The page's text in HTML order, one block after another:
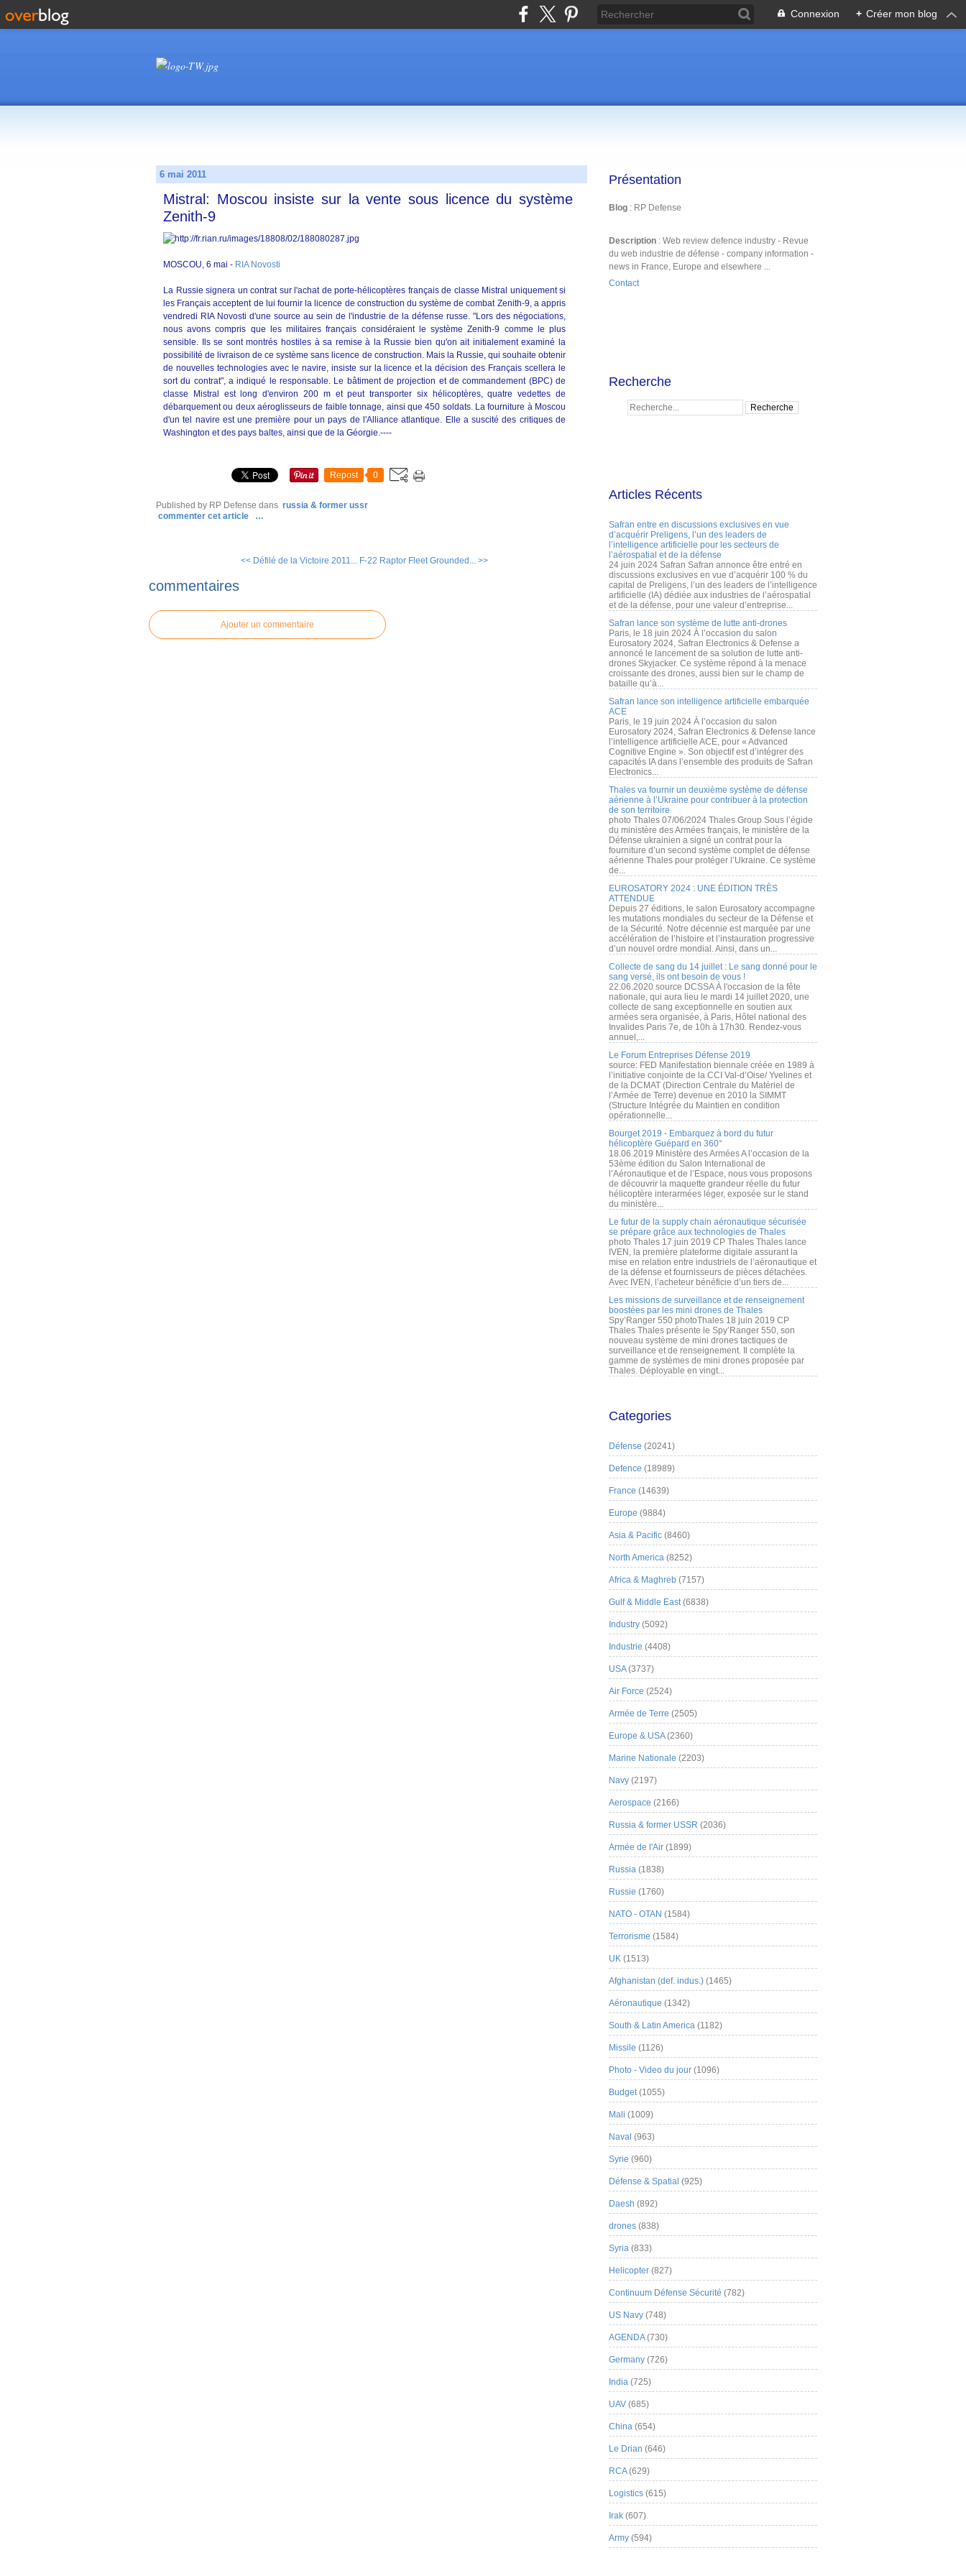
Connexion + Créer mon blog
6 mai 2011
Mistral: Moscou insiste sur la vente sous licence du système
Zenith-9
MOSCOU, 6 mai - RIA Novosti
La Russie signera un contrat sur l'achat de porte-hélicoptères français de classe Mistral uniquement si
les Français acceptent de lui fournir la licence de construction du système de combat Zenith-9, a appris
vendredi RIA Novosti d'une source au sein de l'industrie de la défense russe. "Lors des négociations,
nous avons compris que les militaires français considéraient le système Zenith-9 comme le plus
sensible. Ils se sont montrés hostiles à sa remise à la Russie bien qu'on ait initialement examiné la
possibilité de livraison de ce système sans licence de construction. Mais la Russie, qui souhaite obtenir
de nouvelles technologies avec le navire, insiste sur la licence et la décision des Français scellera le
sort du contrat", a indiqué le responsable. Le bâtiment de projection et de commandement (BPC) de
classe Mistral est long d'environ 200 m et peut transporter six hélicoptères, quatre vedettes de
débarquement ou deux aéroglisseurs de faible tonnage, ainsi que 450 soldats. La fourniture à Moscou
d'un tel navire est une première pour un pays de l'Alliance atlantique. Elle a suscité des critiques de
Washington et des pays baltes, ainsi que de la Géorgie.----
Repost 0
Published by RP Defense dans russia & former ussr
commenter cet article
…
<< Défilé de la Victoire 2011... F-22 Raptor Fleet Grounded... >>
commentaires
Ajouter un commentaire
Présentation
Blog : RP Defense
Description : Web review defence industry - Revue
du web industrie de défense - company information -
news in France, Europe and elsewhere ...
Contact
Recherche
Articles Récents
Safran entre en discussions exclusives en vue
d’acquérir Preligens, l’un des leaders de
l’intelligence artificielle pour les secteurs de
l’aérospatial et de la défense
24 juin 2024 Safran Safran annonce être entré en
discussions exclusives en vue d’acquérir 100 % du
capital de Preligens, l’un des leaders de l’intelligence
artificielle (IA) dédiée aux industries de l’aérospatial
et de la défense, pour une valeur d’entreprise...
Safran lance son système de lutte anti-drones
Paris, le 18 juin 2024 À l’occasion du salon
Eurosatory 2024, Safran Electronics & Defense a
annoncé le lancement de sa solution de lutte anti-
drones Skyjacker. Ce système répond à la menace
croissante des drones, aussi bien sur le champ de
bataille qu’à...
Safran lance son intelligence artificielle embarquée
ACE
Paris, le 19 juin 2024 À l’occasion du salon
Eurosatory 2024, Safran Electronics & Defense lance
l’intelligence artificielle ACE, pour « Advanced
Cognitive Engine ». Son objectif est d’intégrer des
capacités IA dans l’ensemble des produits de Safran
Electronics...
Thales va fournir un deuxième système de défense
aérienne à l’Ukraine pour contribuer à la protection
de son territoire
photo Thales 07/06/2024 Thales Group Sous l’égide
du ministère des Armées français, le ministère de la
Défense ukrainien a signé un contrat pour la
fourniture d’un second système complet de défense
aérienne Thales pour protéger l’Ukraine. Ce système
de...
EUROSATORY 2024 : UNE ÉDITION TRÈS
ATTENDUE
Depuis 27 éditions, le salon Eurosatory accompagne
les mutations mondiales du secteur de la Défense et
de la Sécurité. Notre décennie est marquée par une
accélération de l’histoire et l’instauration progressive
d’un nouvel ordre mondial. Ainsi, dans un...
Collecte de sang du 14 juillet : Le sang donné pour le
sang versé, ils ont besoin de vous !
22.06.2020 source DCSSA À l'occasion de la fête
nationale, qui aura lieu le mardi 14 juillet 2020, une
collecte de sang exceptionnelle en soutien aux
armées sera organisée, à Paris, Hôtel national des
Invalides Paris 7e, de 10h à 17h30. Rendez-vous
annuel,...
Le Forum Entreprises Défense 2019
source: FED Manifestation biennale créée en 1989 à
l’initiative conjointe de la CCI Val-d’Oise/ Yvelines et
de la DCMAT (Direction Centrale du Matériel de
l’Armée de Terre) devenue en 2010 la SIMMT
(Structure Intégrée du Maintien en condition
opérationnelle...
Bourget 2019 - Embarquez à bord du futur
hélicoptère Guépard en 360°
18.06.2019 Ministère des Armées A l’occasion de la
53ème édition du Salon International de
l’Aéronautique et de l’Espace, nous vous proposons
de découvrir la maquette grandeur réelle du futur
hélicoptère interarmées léger, exposée sur le stand
du ministère...
Le futur de la supply chain aéronautique sécurisée
se prépare grâce aux technologies de Thales
photo Thales 17 juin 2019 CP Thales Thales lance
IVEN, la première plateforme digitale assurant la
mise en relation entre industriels de l’aéronautique et
de la défense et fournisseurs de pièces détachées.
Avec IVEN, l’acheteur bénéficie d’un tiers de...
Les missions de surveillance et de renseignement
boostées par les mini drones de Thales
Spy’Ranger 550 photoThales 18 juin 2019 CP
Thales Thales présente le Spy’Ranger 550, son
nouveau système de mini drones tactiques de
surveillance et de renseignement. Il complète la
gamme de systèmes de mini drones proposée par
Thales. Déployable en vingt...
Categories
Défense (20241)
Defence (18989)
France (14639)
Europe (9884)
Asia & Pacific (8460)
North America (8252)
Africa & Maghreb (7157)
Gulf & Middle East(6838)
Industry (5092)
Industrie (4408)
USA(3737)
Air Force (2524)
Armée de Terre (2505)
Europe & USA(2360)
Marine Nationale (2203)
Navy (2197)
Aerospace (2166)
Russia & former USSR (2036)
Armée de l'Air (1899)
Russia (1838)
Russie (1760)
NATO - OTAN (1584)
Terrorisme (1584)
UK (1513)
Afghanistan (def. indus.) (1465)
Aéronautique (1342)
South & Latin America (1182)
Missile (1126)
Photo - Video du jour (1096)
Budget(1055)
Mali (1009)
Naval (963)
Syrie (960)
Défense & Spatial (925)
Daesh (892)
drones (838)
Syria (833)
Helicopter (827)
Continuum Défense Sécurité (782)
US Navy (748)
AGENDA(730)
Germany (726)
India (725)
UAV (685)
China (654)
Le Drian (646)
RCA(629)
Logistics (615)
Irak (607)
Army (594)